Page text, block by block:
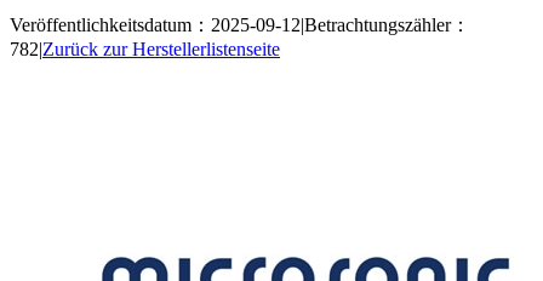
Veröffentlichkeitsdatum：2025-09-12|Betrachtungszähler：
782|Zurück zur Herstellerlistenseite